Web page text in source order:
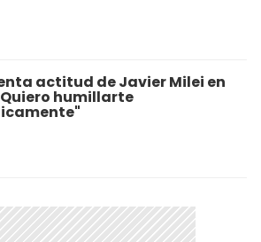
actitud de Javier Milei en
humillarte